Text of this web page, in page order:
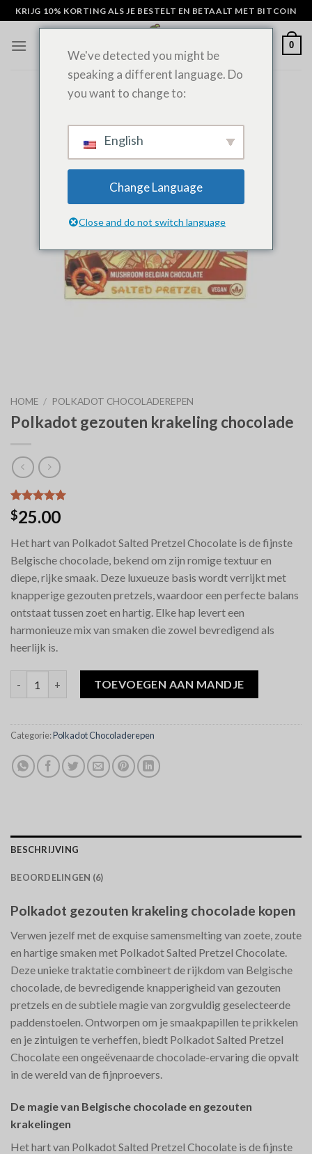
Overslaan
naar
inhoud
KRIJG 10% KORTING ALS JE BESTELT EN BETAALT MET BITCOIN
0
HOME / POLKADOT CHOCOLADEREPEN
Polkadot gezouten krakeling chocolade
Waardering
5.00op 5
op
6
klantbeoordelingen
$25.00
Het hart van Polkadot Salted Pretzel Chocolate is de fijnste
Belgische chocolade, bekend om zijn romige textuur en
diepe, rijke smaak. Deze luxueuze basis wordt verrijkt met
knapperige gezouten pretzels, waardoor een perfecte balans
ontstaat tussen zoet en hartig. Elke hap levert een
harmonieuze mix van smaken die zowel bevredigend als
heerlijk is.
TOEVOEGEN AAN MANDJE
Categorie:Polkadot Chocoladerepen
BESCHRIJVING
BEOORDELINGEN (6)
Polkadot gezouten krakeling chocolade kopen
Verwen jezelf met de exquise samensmelting van zoete, zoute
en hartige smaken met Polkadot Salted Pretzel Chocolate.
Deze unieke traktatie combineert de rijkdom van Belgische
chocolade, de bevredigende knapperigheid van gezouten
pretzels en de subtiele magie van zorgvuldig geselecteerde
paddenstoelen. Ontworpen om je smaakpapillen te prikkelen
en je zintuigen te verheffen, biedt Polkadot Salted Pretzel
Chocolate een ongeëvenaarde chocolade-ervaring die opvalt
in de wereld van de fijnproevers.
De magie van Belgische chocolade en gezouten
krakelingen
Het hart van Polkadot Salted Pretzel Chocolate is de fijnste
We've detected you might be
speaking a different language. Do
you want to change to:
English
Change Language
Close and do not switch language